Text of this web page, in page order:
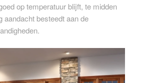
op temperatuur blijft, te midden
aandacht besteedt aan de